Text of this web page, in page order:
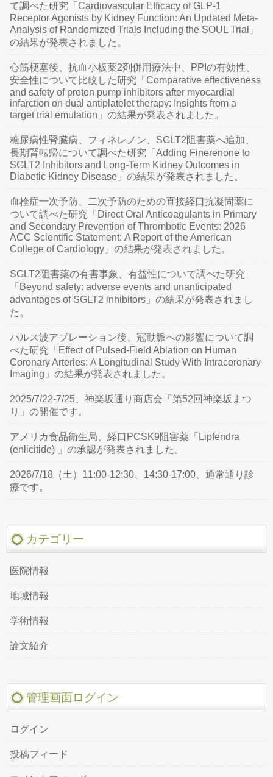
て調べた研究「Cardiovascular Efficacy of GLP-1
Receptor Agonists by Kidney Function: An Updated Meta-
Analysis of Randomized Trials Including the SOUL Trial」
の結果が発表されました。
心筋梗塞後、抗血小板薬2剤併用療法中、PPIの有効性、
安全性について比較した研究「Comparative effectiveness
and safety of proton pump inhibitors after myocardial
infarction on dual antiplatelet therapy: Insights from a
target trial emulation」の結果が発表されました。
糖尿病性腎臓病、フィネレノン、SGLT2阻害薬へ追加、
長期腎転帰について調べた研究「Adding Finerenone to
SGLT2 Inhibitors and Long-Term Kidney Outcomes in
Diabetic Kidney Disease」の結果が発表されました。
血栓症一次予防、二次予防のための直接経口抗凝固薬に
ついて調べた研究「Direct Oral Anticoagulants in Primary
and Secondary Prevention of Thrombotic Events: 2026
ACC Scientific Statement: A Report of the American
College of Cardiology」の結果が発表されました。
SGLT2阻害薬の有害事象、有益性について調べた研究
「Beyond safety: adverse events and unanticipated
advantages of SGLT2 inhibitors」の結果が発表されまし
た。
パルス波アブレーション後、冠動脈への影響について調
べた研究「Effect of Pulsed-Field Ablation on Human
Coronary Arteries: A Longitudinal Study With Intracoronary
Imaging」の結果が発表されました。
2025/7/22-7/25、神楽坂通り商店会「第52回神楽坂まつ
り」の開催です。
アメリカ食品衛生局、経口PCSK9阻害薬「Lipfendra
(enlicitide) 」の承認が発表されました。
2026/7/18（土）11:00-12:30、14:30-17:00、通常通り診
療です。
カテゴリー
医院情報
地域情報
学術情報
論文紹介
管理画面ログイン
ログイン
投稿フィード